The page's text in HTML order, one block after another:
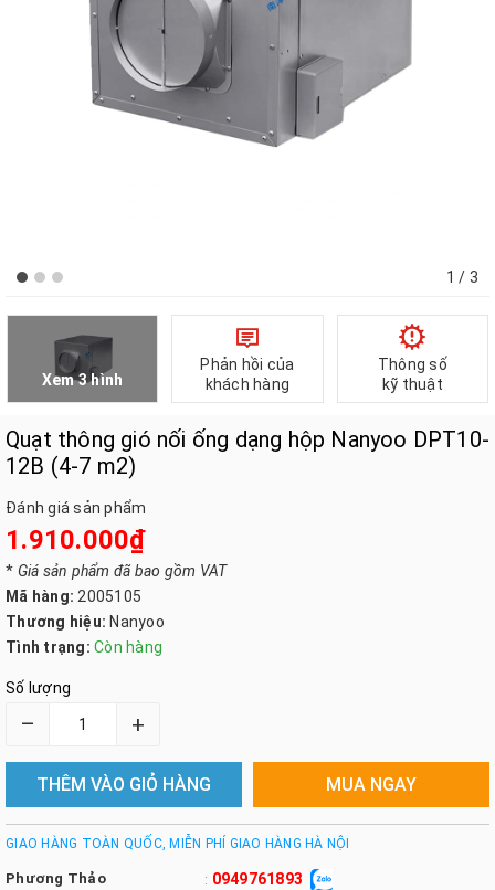
1 / 3
Xem 3 hình
Phản hồi của
khách hàng
Thông số
kỹ thuật
Quạt thông gió nối ống dạng hộp Nanyoo DPT10-
12B (4-7 m2)
Đánh giá sản phẩm
1.910.000₫
* Giá sản phẩm đã bao gồm VAT
Mã hàng: 2005105
Thương hiệu: Nanyoo
Tình trạng: Còn hàng
Số lượng
– +
THÊM VÀO GIỎ HÀNG MUA NGAY
GIAO HÀNG TOÀN QUỐC, MIỄN PHÍ GIAO HÀNG HÀ NỘI
Phương Thảo : 0949761893